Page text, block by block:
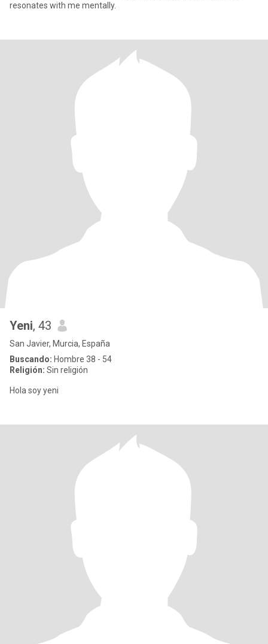
resonates with me mentally.
Yeni, 43
San Javier, Murcia, España
Buscando: Hombre 38 - 54
Religión: Sin religión
Hola soy yeni